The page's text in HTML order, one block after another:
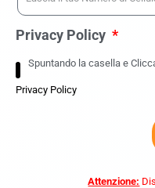
Privacy Policy
Spuntando la casella e
Privacy Policy
Attenzione: